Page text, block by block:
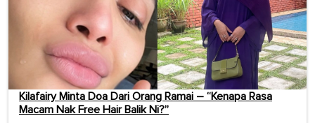
Kilafairy Minta Doa Dari Orang Ramai – “Kenapa Rasa
Macam Nak Free Hair Balik Ni?”